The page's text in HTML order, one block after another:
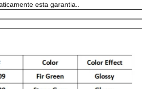
esta garantia..